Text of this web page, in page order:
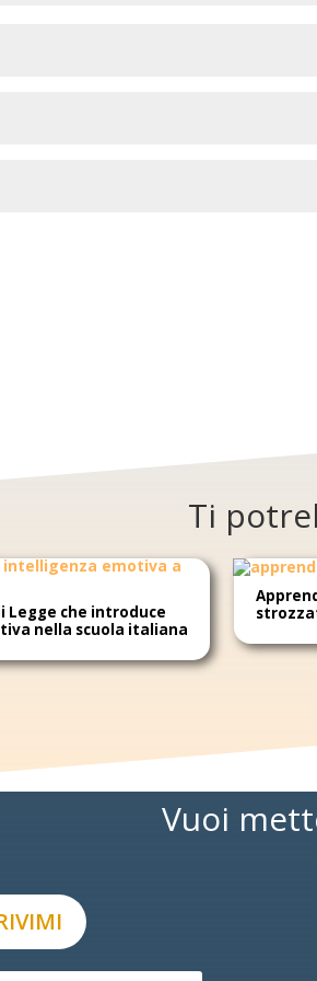
Ti
Legge che introduce
nella scuola italiana
Vuoi